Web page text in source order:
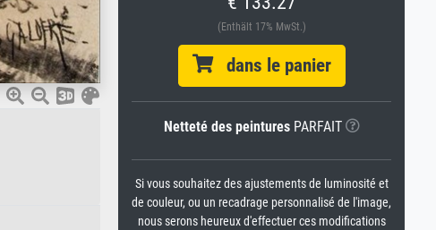
(Enthält 17% MwSt.)
dans le panier
Netteté des peinturesPARFAIT
Si vous souhaitez des ajustements de luminosité et
de couleur, ou un recadrage personnalisé de l'image,
nous serons heureux d'effectuer ces modifications